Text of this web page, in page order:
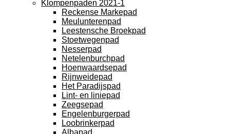
Klompenpaden 2021-1
Reckense Markepad
Meulunterenpad
Leestensche Broekpad
Stoetwegenpad
Nesserpad
Netelenburchpad
Hoenwaardsepad
Rijnweidepad
Het Paradijspad
Lint- en liniepad
Zeegsepad
Engelenburgerpad
Loobrinkerpad
Albapad